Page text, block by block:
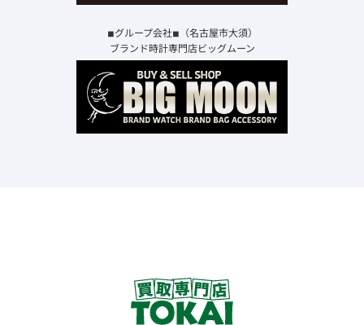
◾︎グループ会社◾︎（名古屋市大須）
ブランド時計専門店ビッグムーン